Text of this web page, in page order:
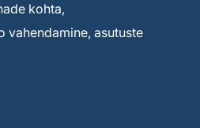
kohta,
vahendamine, asutuste